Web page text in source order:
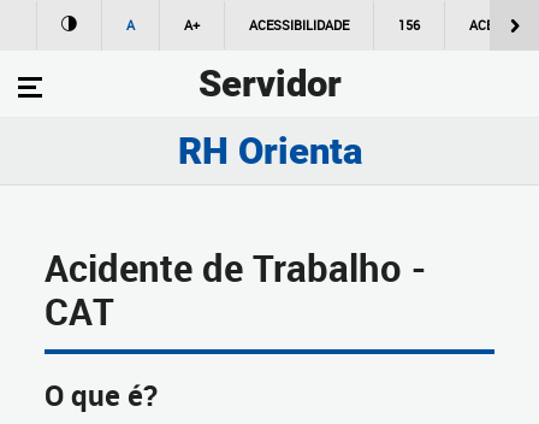
A A+ ACESSIBILIDADE 156 ACESSO À
Servidor
RH Orienta
Acidente de Trabalho -
CAT
O que é?